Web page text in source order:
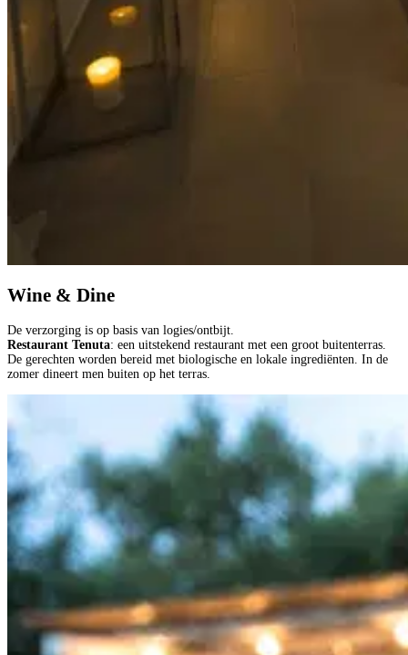
Wine & Dine
De verzorging is op basis van logies/ontbijt.
Restaurant Tenuta: een uitstekend restaurant met een groot buitenterras.
De gerechten worden bereid met biologische en lokale ingrediënten. In de
zomer dineert men buiten op het terras.